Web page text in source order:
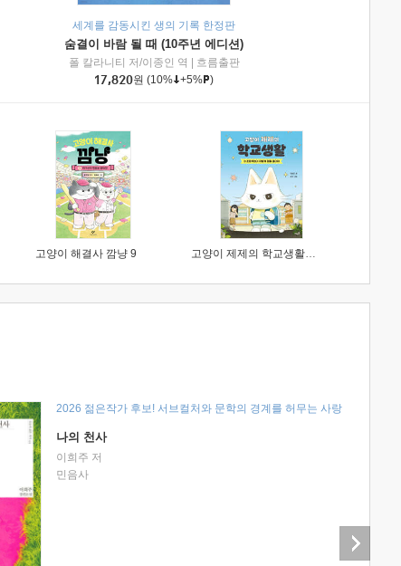
미래엔아이세움
세계를 감동시킨 생의 기록 한정판
숨결이 바람 될 때 (10주년 에디션)
폴 칼라니티 저/이종인 역
흐름출판
17,820원 (10% +5% )
고양이 해결사 깜냥 9 고양이 제제의 학교생활 1 : 초등학생이 이렇게 힘들 줄이야
2026 젊은작가 후보! 서브컬처와 문학의 경계를 허무는 사랑
나의 천사
이희주 저
민음사